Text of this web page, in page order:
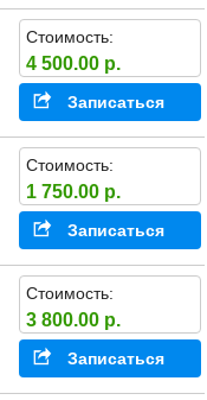
Стоимость:
4 500.00 р.
Записаться
Стоимость:
1 750.00 р.
Записаться
Стоимость:
3 800.00 р.
Записаться